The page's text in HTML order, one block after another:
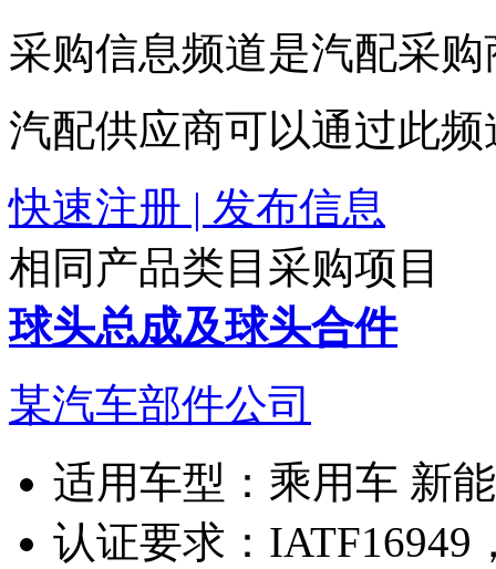
采购信息频道是汽配采
汽配供应商可以通过此
快速注册 | 发布信息
相同产品类目采购项目
球头总成及球头合件
某汽车部件公司
适用车型： 乘用车 新
认证要求： IATF16949